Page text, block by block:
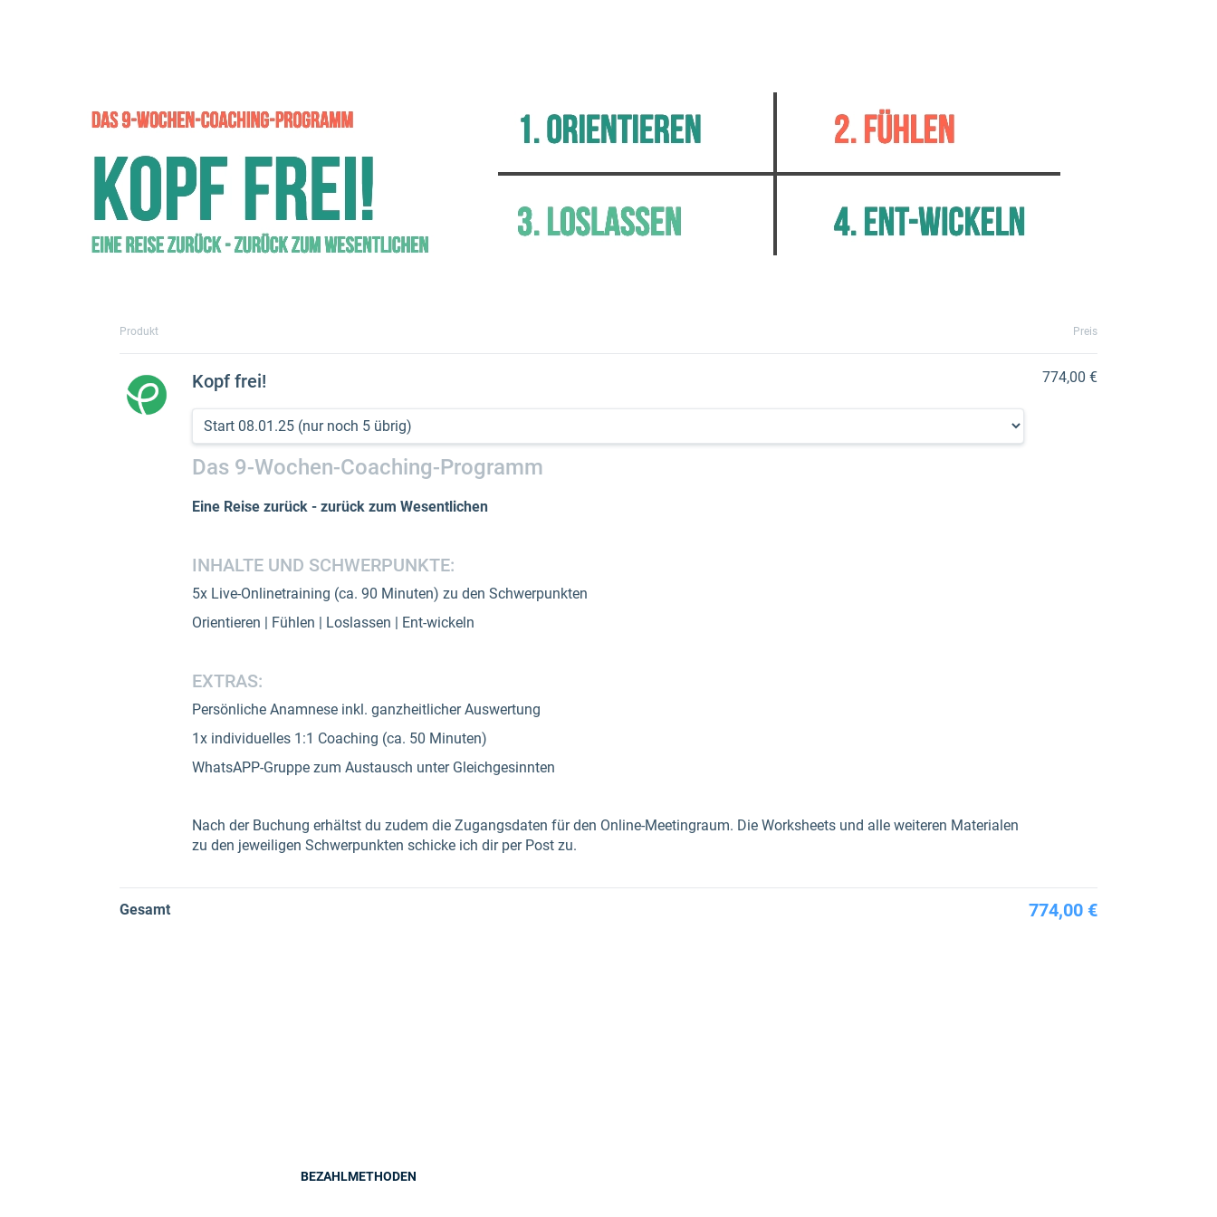
Produkt Preis
Kopf frei!
Das 9-Wochen-Coaching-Programm
Eine Reise zurück - zurück zum Wesentlichen
INHALTE UND SCHWERPUNKTE:
5x Live-Onlinetraining (ca. 90 Minuten) zu den Schwerpunkten
Orientieren | Fühlen | Loslassen | Ent-wickeln
EXTRAS:
Persönliche Anamnese inkl. ganzheitlicher Auswertung
1x individuelles 1:1 Coaching (ca. 50 Minuten)
WhatsAPP-Gruppe zum Austausch unter Gleichgesinnten
Nach der Buchung erhältst du zudem die Zugangsdaten für den Online-Meetingraum. Die Worksheets und alle weiteren Materialen
zu den jeweiligen Schwerpunkten schicke ich dir per Post zu.
774,00 €
Gesamt 774,00 €
BEZAHLMETHODEN